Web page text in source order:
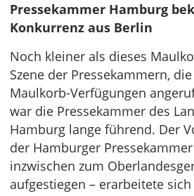
Pressekammer Hamburg
Konkurrenz aus Berlin
Noch kleiner als dieses
Szene der Pressekammern,
Maulkorb-Verfügungen
war die Pressekammer des
Hamburg lange führend. Der
der Hamburger Pressekammer
inzwischen zum
aufgestiegen – erarbeitete